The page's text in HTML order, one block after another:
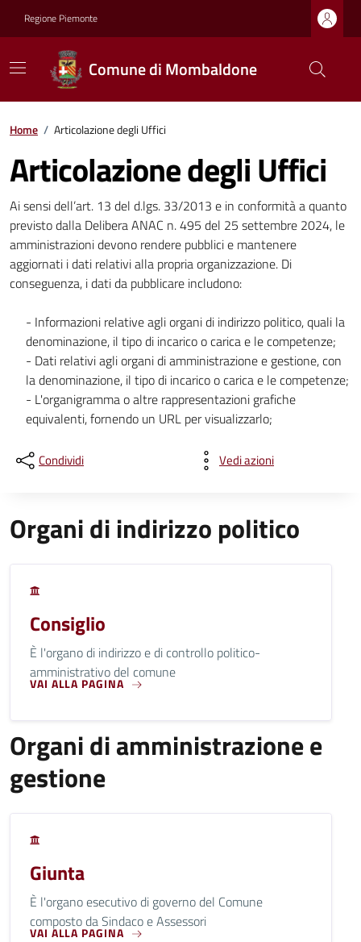
Regione Piemonte
Comune di Mombaldone
Home / Articolazione degli Uffici
Articolazione degli Uffici
Ai sensi dell’art. 13 del d.lgs. 33/2013 e in conformità a quanto
previsto dalla Delibera ANAC n. 495 del 25 settembre 2024, le
amministrazioni devono rendere pubblici e mantenere
aggiornati i dati relativi alla propria organizzazione. Di
conseguenza, i dati da pubblicare includono:
- Informazioni relative agli organi di indirizzo politico, quali la
denominazione, il tipo di incarico o carica e le competenze;
- Dati relativi agli organi di amministrazione e gestione, con
la denominazione, il tipo di incarico o carica e le competenze;
- L'organigramma o altre rappresentazioni grafiche
equivalenti, fornendo un URL per visualizzarlo;
Condividi Vedi azioni
Organi di indirizzo politico
Consiglio
È l'organo di indirizzo e di controllo politico-
amministrativo del comune
VAI ALLA PAGINA
Organi di amministrazione e
gestione
Giunta
È l'organo esecutivo di governo del Comune
composto da Sindaco e Assessori
VAI ALLA PAGINA